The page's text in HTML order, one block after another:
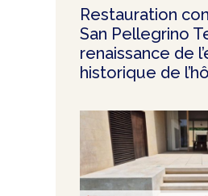
Restauration
San Pellegrino
renaissance de
historique de